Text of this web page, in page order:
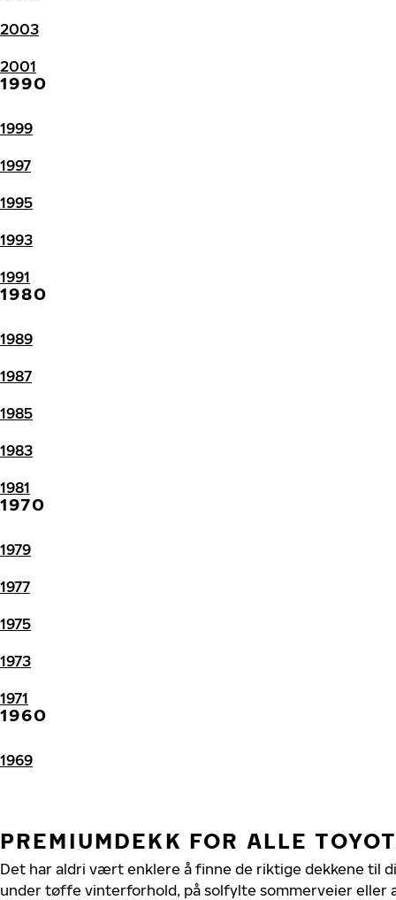
2003
2001
1990
1999
1997
1995
1993
1991
1980
1989
1987
1985
1983
1981
1970
1979
1977
1975
1973
1971
1960
1969
PREMIUMDEKK FOR ALLE
Det har aldri vært enklere å finne de riktige dekkene til
under tøffe vinterforhold, på solfylte sommerveier eller